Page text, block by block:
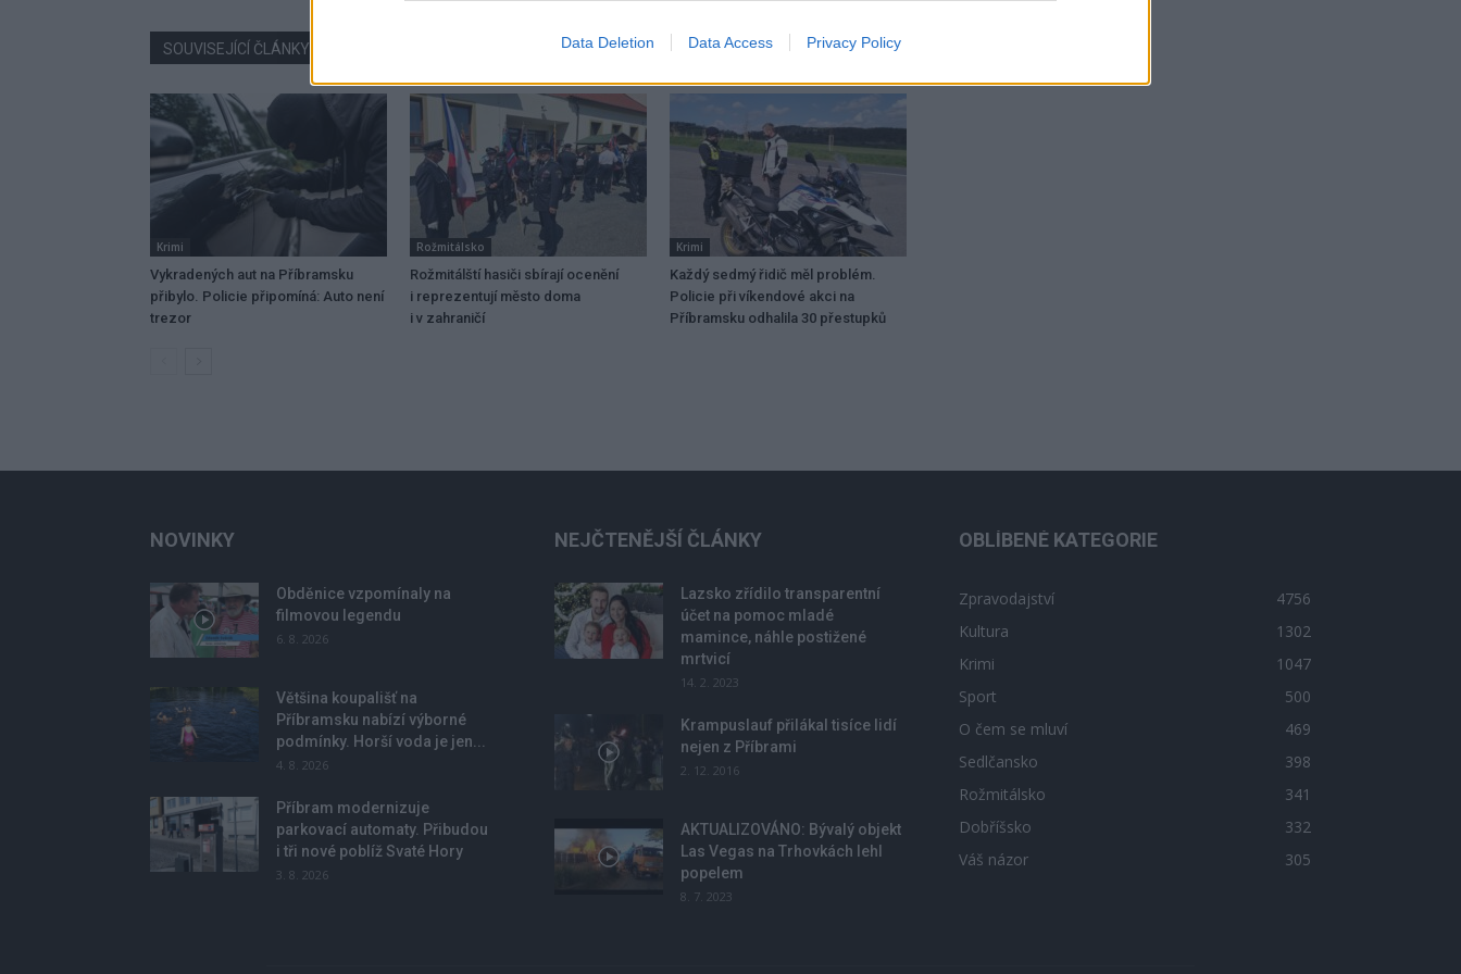
Data Deletion Data Access Privacy Policy
SOUVISEJÍCÍ ČLÁNKY
Krimi
Vykradených aut na Příbramsku
přibylo. Policie připomíná: Auto není
trezor
Rožmitálsko
Rožmitálští hasiči sbírají ocenění
i reprezentují město doma
i v zahraničí
Krimi
Každý sedmý řidič měl problém.
Policie při víkendové akci na
Příbramsku odhalila 30 přestupků
NOVINKY
Obděnice vzpomínaly na
filmovou legendu
6. 8. 2026
Většina koupališť na
Příbramsku nabízí výborné
podmínky. Horší voda je jen...
4. 8. 2026
Příbram modernizuje
parkovací automaty. Přibudou
i tři nové poblíž Svaté Hory
3. 8. 2026
NEJČTENĚJŠÍ ČLÁNKY
Lazsko zřídilo transparentní
účet na pomoc mladé
mamince, náhle postižené
mrtvicí
14. 2. 2023
Krampuslauf přilákal tisíce lidí
nejen z Příbrami
2. 12. 2016
AKTUALIZOVÁNO: Bývalý objekt
Las Vegas na Trhovkách lehl
popelem
8. 7. 2023
OBLÍBENÉ KATEGORIE
Zpravodajství
4756
Kultura
1302
Krimi
1047
Sport
500
O čem se mluví
469
Sedlčansko
398
Rožmitálsko
341
Dobříšsko
332
Váš názor
305